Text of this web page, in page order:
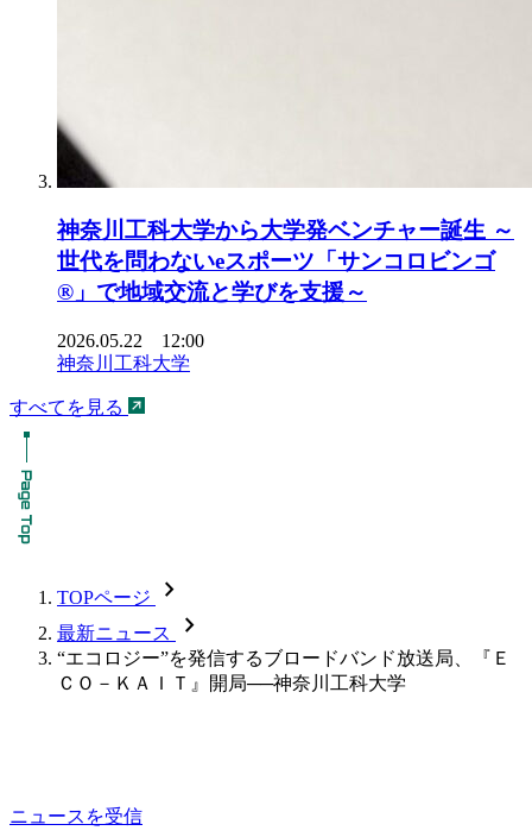
神奈川工科大学から大学発ベンチャー誕生 ～
世代を問わないeスポーツ「サンコロビンゴ
®」で地域交流と学びを支援～
2026.05.22 12:00
神奈川工科大学
すべてを見る
TOPページ chevron_forward
最新ニュース chevron_forward
“エコロジー”を発信するブロードバンド放送局、『Ｅ
ＣＯ－ＫＡＩＴ』開局──神奈川工科大学
ニュースを受信